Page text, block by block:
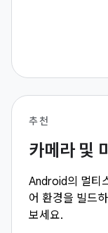
추천
카메라 및
Android의 멀티
어 환경을 빌드
보세요.